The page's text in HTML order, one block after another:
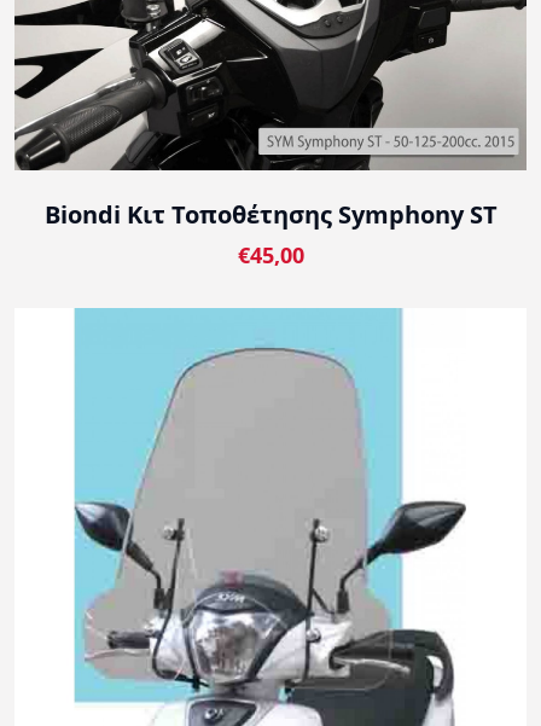
Biondi Κιτ Τοποθέτησης Symphony ST
€45,00